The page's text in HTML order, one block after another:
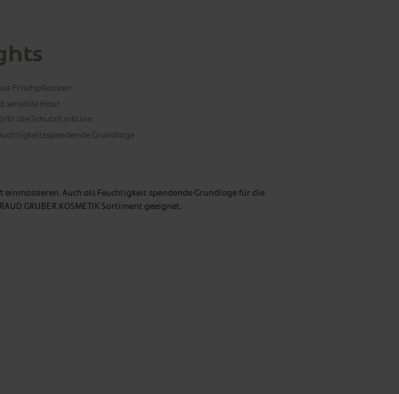
Frischpflanzen
sensible Haut
die Schutzfunktion
Grundlage
Auch als Feuchtigkeit spendende Grundlage für die
GRUBER KOSMETIK Sortiment geeignet.